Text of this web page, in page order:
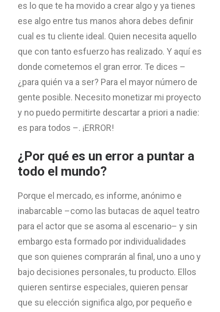
es lo que te ha movido a crear algo y ya tienes
ese algo entre tus manos ahora debes definir
cual es tu cliente ideal. Quien necesita aquello
que con tanto esfuerzo has realizado. Y aquí es
donde cometemos el gran error. Te dices –
¿para quién va a ser? Para el mayor número de
gente posible. Necesito monetizar mi proyecto
y no puedo permitirte descartar a priori a nadie:
es para todos –. ¡ERROR!
¿Por qué es un error a puntar a
todo el mundo?
Porque el mercado, es informe, anónimo e
inabarcable –como las butacas de aquel teatro
para el actor que se asoma al escenario– y sin
embargo esta formado por individualidades
que son quienes comprarán al final, uno a uno y
bajo decisiones personales, tu producto. Ellos
quieren sentirse especiales, quieren pensar
que su elección significa algo, por pequeño e